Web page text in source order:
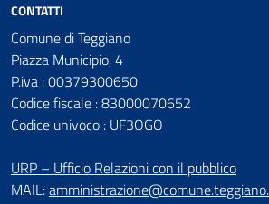
CONTATTI
Comune di Teggiano
Piazza Municipio, 4
P.iva : 00379300650
Codice fiscale : 83000070652
Codice univoco : UF3OGO
URP – Ufficio Relazioni con il pubblico
MAIL: